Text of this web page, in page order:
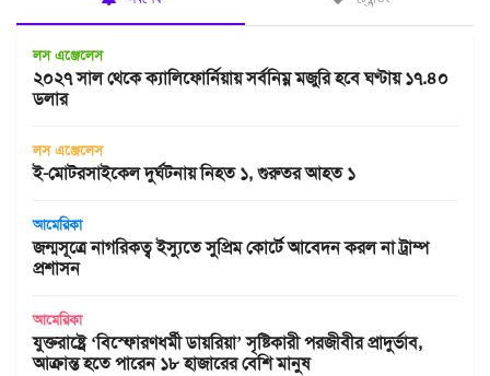
লস এঞ্জেলেস
২০২৭ সাল থেকে ক্যালিফোর্নিয়ায় সর্বনিম্ন মজুরি হবে ঘণ্টায় ১৭.৪০
ডলার
লস এঞ্জেলেস
ই-মোটরসাইকেল দুর্ঘটনায় নিহত ১, গুরুতর আহত ১
আমেরিকা
জন্মসূত্রে নাগরিকত্ব ইস্যুতে সুপ্রিম কোর্টে আবেদন করল না ট্রাম্প
প্রশাসন
আমেরিকা
যুক্তরাষ্ট্রে ‘বিস্ফোরণধর্মী ডায়রিয়া’ সৃষ্টিকারী পরজীবীর প্রাদুর্ভাব,
আক্রান্ত হতে পারেন ১৮ হাজারের বেশি মানুষ